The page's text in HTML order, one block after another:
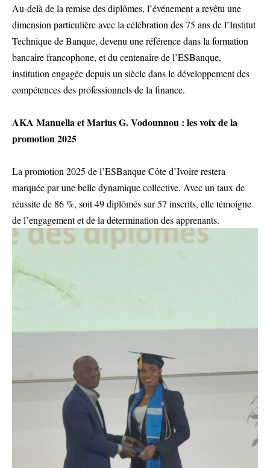
Au-delà de la remise des diplômes, l’événement a revêtu une
dimension particulière avec la célébration des 75 ans de l’Institut
Technique de Banque, devenu une référence dans la formation
bancaire francophone, et du centenaire de l’ESBanque,
institution engagée depuis un siècle dans le développement des
compétences des professionnels de la finance.
AKA Manuella et Marius G. Vodounnou : les voix de la
promotion 2025
La promotion 2025 de l’ESBanque Côte d’Ivoire restera
marquée par une belle dynamique collective. Avec un taux de
réussite de 86 %, soit 49 diplômés sur 57 inscrits, elle témoigne
de l’engagement et de la détermination des apprenants.